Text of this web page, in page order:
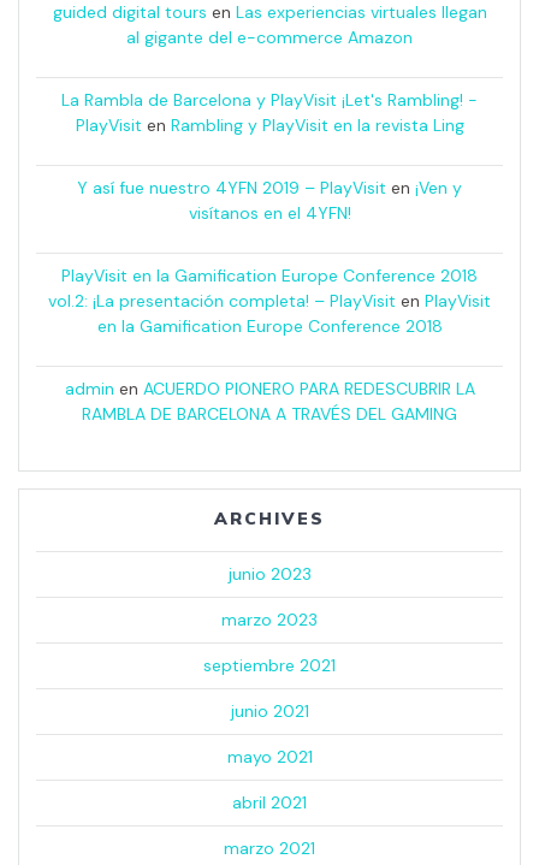
guided digital tours en Las experiencias virtuales llegan
al gigante del e-commerce Amazon
La Rambla de Barcelona y PlayVisit ¡Let's Rambling! -
PlayVisit en Rambling y PlayVisit en la revista Ling
Y así fue nuestro 4YFN 2019 – PlayVisit en ¡Ven y
visítanos en el 4YFN!
PlayVisit en la Gamification Europe Conference 2018
vol.2: ¡La presentación completa! – PlayVisit en PlayVisit
en la Gamification Europe Conference 2018
admin en ACUERDO PIONERO PARA REDESCUBRIR LA
RAMBLA DE BARCELONA A TRAVÉS DEL GAMING
ARCHIVES
junio 2023
marzo 2023
septiembre 2021
junio 2021
mayo 2021
abril 2021
marzo 2021